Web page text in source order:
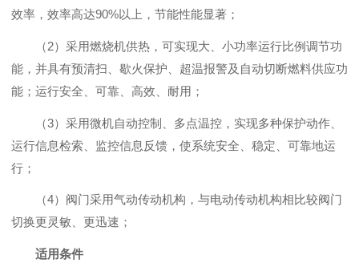
效率，效率高达90%以上，节能性能显著；
（2）采用燃烧机供热，可实现大、小功率运行比例调节功
能，并具有预清扫、歇火保护、超温报警及自动切断燃料供应功
能；运行安全、可靠、高效、耐用；
（3）采用微机自动控制、多点温控，实现多种保护动作、
运行信息检索、监控信息反馈，使系统安全、稳定、可靠地运
行；
（4）阀门采用气动传动机构，与电动传动机构相比较阀门
切换更灵敏、更迅速；
适用条件